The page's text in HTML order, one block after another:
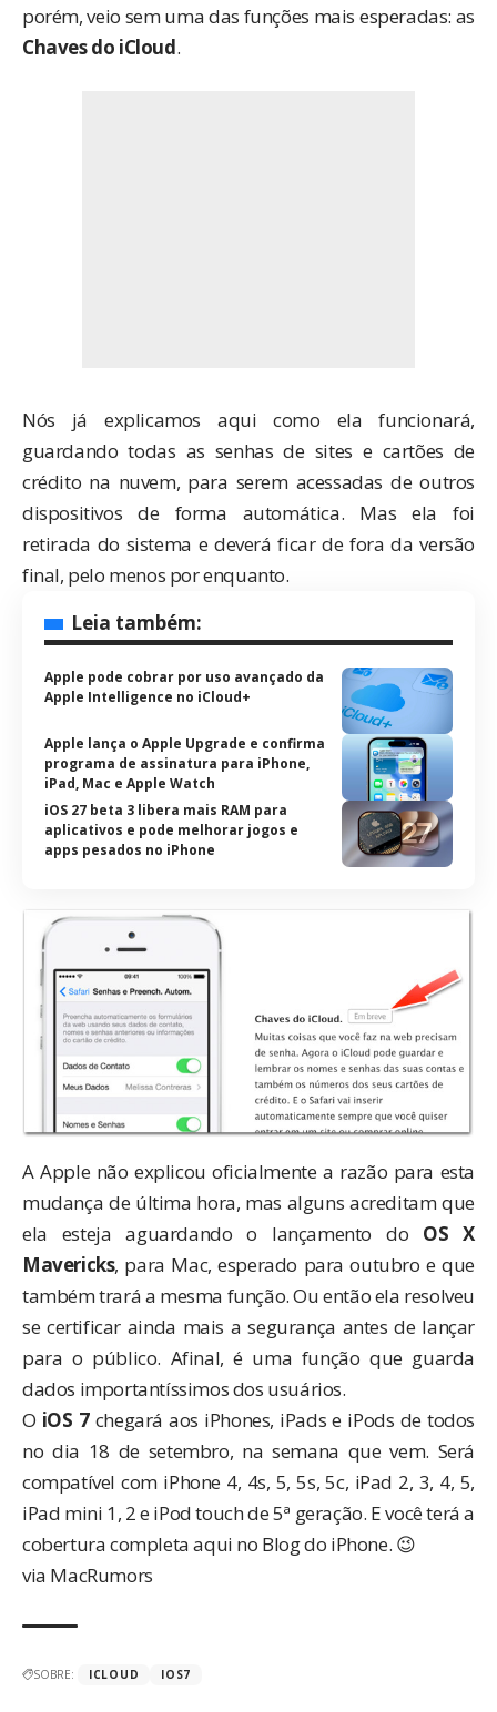
porém, veio sem uma das funções mais esperadas: as
Chaves do iCloud.
Nós já explicamos aqui como ela funcionará,
guardando todas as senhas de sites e cartões de
crédito na nuvem, para serem acessadas de outros
dispositivos de forma automática. Mas ela foi
retirada do sistema e deverá ficar de fora da versão
final, pelo menos por enquanto.
Leia também:
Apple pode cobrar por uso avançado da
Apple Intelligence no iCloud+
Apple lança o Apple Upgrade e confirma
programa de assinatura para iPhone,
iPad, Mac e Apple Watch
iOS 27 beta 3 libera mais RAM para
aplicativos e pode melhorar jogos e
apps pesados no iPhone
A Apple não explicou oficialmente a razão para esta
mudança de última hora, mas alguns acreditam que
ela esteja aguardando o lançamento do OS X
Mavericks, para Mac, esperado para outubro e que
também trará a mesma função. Ou então ela resolveu
se certificar ainda mais a segurança antes de lançar
para o público. Afinal, é uma função que guarda
dados importantíssimos dos usuários.
O iOS 7chegará aos iPhones, iPads e iPods de todos
no dia 18 de setembro, na semana que vem. Será
compatível com iPhone 4, 4s, 5, 5s, 5c, iPad 2, 3, 4, 5,
iPad mini 1, 2 e iPod touch de 5ª geração. E você terá a
cobertura completa aqui no Blog do iPhone. 😉
via MacRumors
SOBRE: ICLOUD IOS7